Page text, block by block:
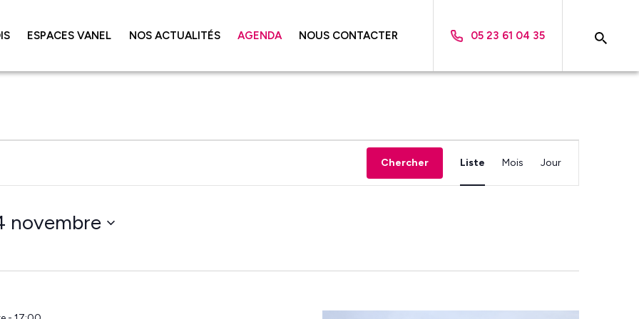
ESPACES VANEL NOS ACTUALITÉS AGENDA NOUS CONTACTER 05 23 61 04 35
Chercher
de
vues
Liste Mois Jour
novembre